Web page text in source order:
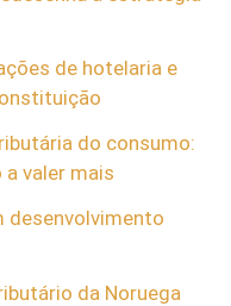
de hotelaria e
do consumo:
a valer mais
desenvolvimento
da Noruega